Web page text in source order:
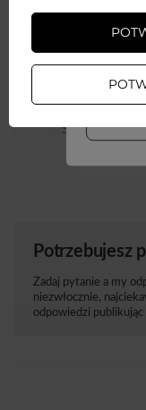
Głębokość
Szerokość
Potrzebujesz
Zadaj pytanie a my
niezwłocznie,
odpowiedzi publikując